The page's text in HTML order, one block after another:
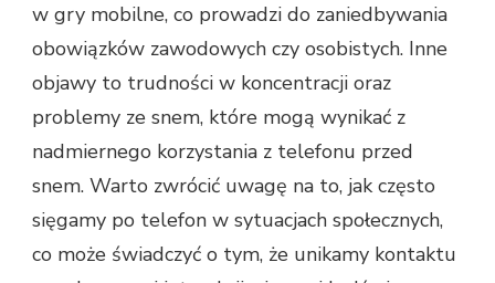
w gry mobilne, co prowadzi do zaniedbywania
obowiązków zawodowych czy osobistych. Inne
objawy to trudności w koncentracji oraz
problemy ze snem, które mogą wynikać z
nadmiernego korzystania z telefonu przed
snem. Warto zwrócić uwagę na to, jak często
sięgamy po telefon w sytuacjach społecznych,
co może świadczyć o tym, że unikamy kontaktu